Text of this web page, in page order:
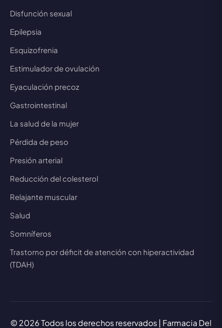
Disfunción sexual
Epilepsia
Esquizofrenia
Estimulador de ovulación
Eyaculación precoz
Gastrointestinal
La salud de la mujer
Pérdida de peso
Presión arterial
Reducción del colesterol
Relajante muscular
Salud
Somníferos
Trastorno por déficit de atención con hiperactividad
(TDAH)
© 2026 Todos los derechos reservados | Farmacia Del